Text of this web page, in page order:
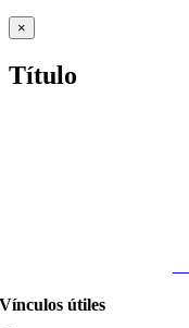
Close
product
view
×
Título
Vínculos útiles